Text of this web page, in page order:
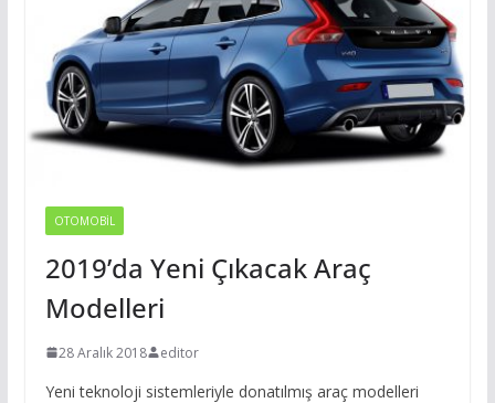
OTOMOBIL
2019’da Yeni Çıkacak Araç
Modelleri
28 Aralık 2018 editor
Yeni teknoloji sistemleriyle donatılmış araç modelleri